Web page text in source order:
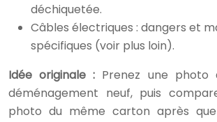
déchiquetée.
Câbles électriques : dangers et
spécifiques (voir plus loin).
Idée originale : Prenez une photo
déménagement neuf, puis
photo du même carton après